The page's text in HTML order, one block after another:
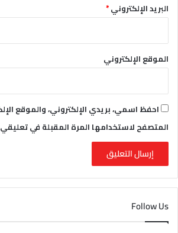
البريد الإلكتروني*
الموقع الإلكتروني
احفظ اسمي، بريدي الإلكتروني، والموقع
المتصفح لاستخدامها المرة المقبلة في
Follow Us